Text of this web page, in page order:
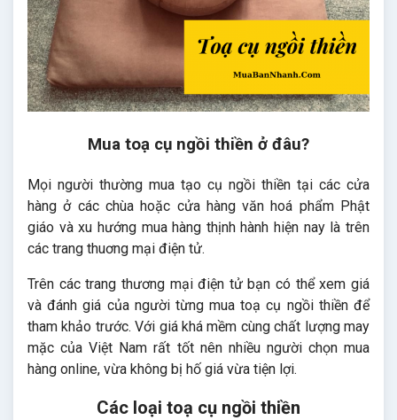
Mua toạ cụ ngồi thiền ở đâu?
Mọi người thường mua tạo cụ ngồi thiền tại các cửa
hàng ở các chùa hoặc cửa hàng văn hoá phẩm Phật
giáo và xu hướng mua hàng thịnh hành hiện nay là trên
các trang thuơng mại điện tử.
Trên các trang thương mại điện tử bạn có thể xem giá
và đánh giá của người từng mua toạ cụ ngồi thiền để
tham khảo trước. Với giá khá mềm cùng chất lượng may
mặc của Việt Nam rất tốt nên nhiều người chọn mua
hàng online, vừa không bị hố giá vừa tiện lợi.
Các loại toạ cụ ngồi thiền